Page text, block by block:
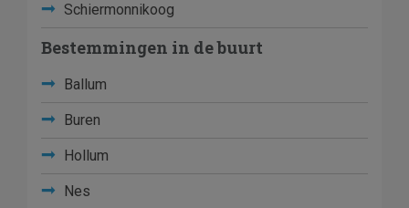
Schiermonnikoog
Bestemmingen in de buurt
Ballum
Buren
Hollum
Nes